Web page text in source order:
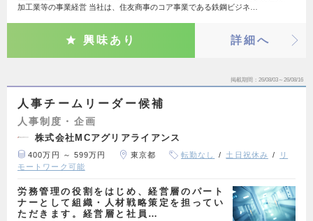
加工業等の事業経営 当社は、住友商事のコア事業である鉄鋼ビジネ…
興味あり 詳細へ
掲載期間 26/08/03～26/08/16
人事チームリーダー候補
人事制度・企画
株式会社MCアグリアライアンス
400万円 ～ 599万円 東京都 転勤なし 土日祝休み
リ
モートワーク可能
労務管理の役割をはじめ、経営層のパート
ナーとして組織・人材戦略策定を担ってい
ただきます。経営層と社員…